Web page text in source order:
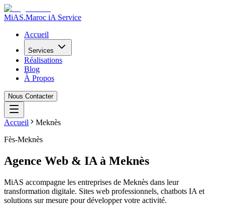
MiAS.Maroc iA Service
Accueil
Services
Réalisations
Blog
À Propos
Nous Contacter
Accueil
Meknès
Fès-Meknès
Agence Web & IA à Meknès
MiAS accompagne les entreprises de Meknès dans leur
transformation digitale. Sites web professionnels, chatbots IA et
solutions sur mesure pour développer votre activité.